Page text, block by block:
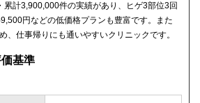
累計3,900,000件の実績があり、ヒゲ3部位3回
円などの低価格プランも豊富です。また
、仕事帰りにも通いやすいクリニックです。
基準